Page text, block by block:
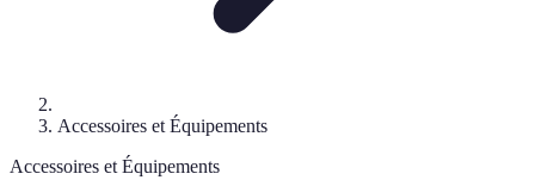
Accessoires et Équipements
Accessoires et Équipements